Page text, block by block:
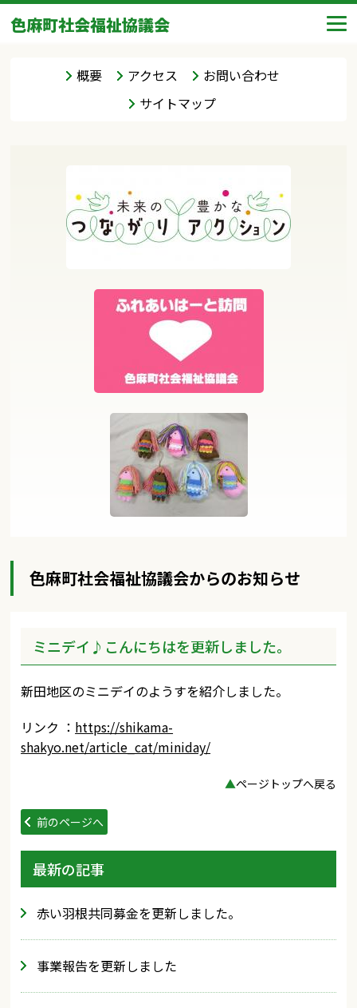
色麻町社会福祉協議会
概要 アクセス
お問い合わせ
サイトマップ
色麻町社会福祉協議会からのお知らせ
ミニデイ♪こんにちはを更新しました。
新田地区のミニデイのようすを紹介しました。
リンク ： https://shikama-
shakyo.net/article_cat/miniday/
▲ページトップへ戻る
前のページへ
最新の記事
赤い羽根共同募金を更新しました。
事業報告を更新しました